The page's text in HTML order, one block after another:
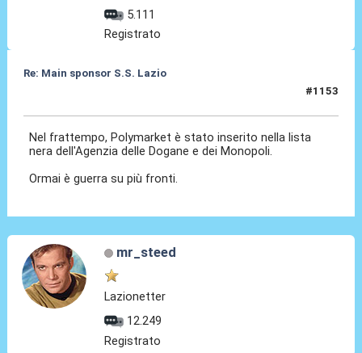
5.111
Registrato
Re: Main sponsor S.S. Lazio
#1153
Nel frattempo, Polymarket è stato inserito nella lista
nera dell'Agenzia delle Dogane e dei Monopoli.
Ormai è guerra su più fronti.
mr_steed
Lazionetter
12.249
Registrato